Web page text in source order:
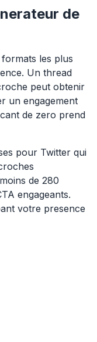
de
les plus
Un thread
peut obtenir
un engagement
de zero prend
pour Twitter qui
de 280
engageants.
votre presence